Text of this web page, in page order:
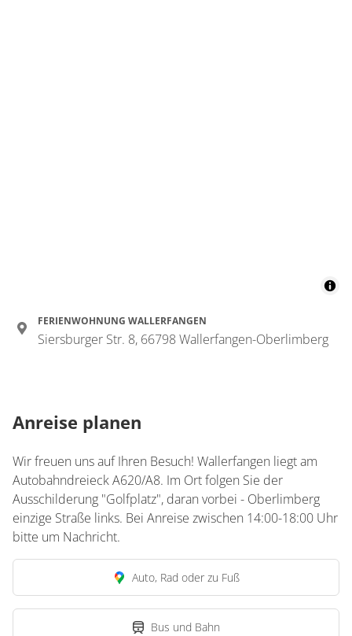
FERIENWOHNUNG WALLERFANGEN
Siersburger Str. 8, 66798 Wallerfangen-Oberlimberg
Anreise planen
Wir freuen uns auf Ihren Besuch! Wallerfangen liegt am
Autobahndreieck A620/A8. Im Ort folgen Sie der
Ausschilderung "Golfplatz", daran vorbei - Oberlimberg
einzige Straße links. Bei Anreise zwischen 14:00-18:00 Uhr
bitte um Nachricht.
Auto, Rad oder zu Fuß
Bus und Bahn